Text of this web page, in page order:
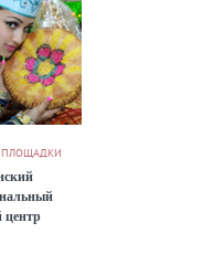
ПЛОЩАДКИ
центр